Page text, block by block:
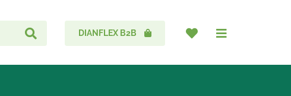
DIANFLEX B2B